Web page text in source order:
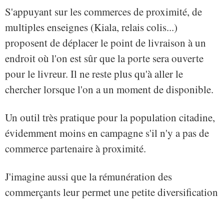
S'appuyant sur les commerces de proximité, de
multiples enseignes (Kiala, relais colis...)
proposent de déplacer le point de livraison à un
endroit où l'on est sûr que la porte sera ouverte
pour le livreur. Il ne reste plus qu'à aller le
chercher lorsque l'on a un moment de disponible.
Un outil très pratique pour la population citadine,
évidemment moins en campagne s'il n'y a pas de
commerce partenaire à proximité.
J'imagine aussi que la rémunération des
commerçants leur permet une petite diversification